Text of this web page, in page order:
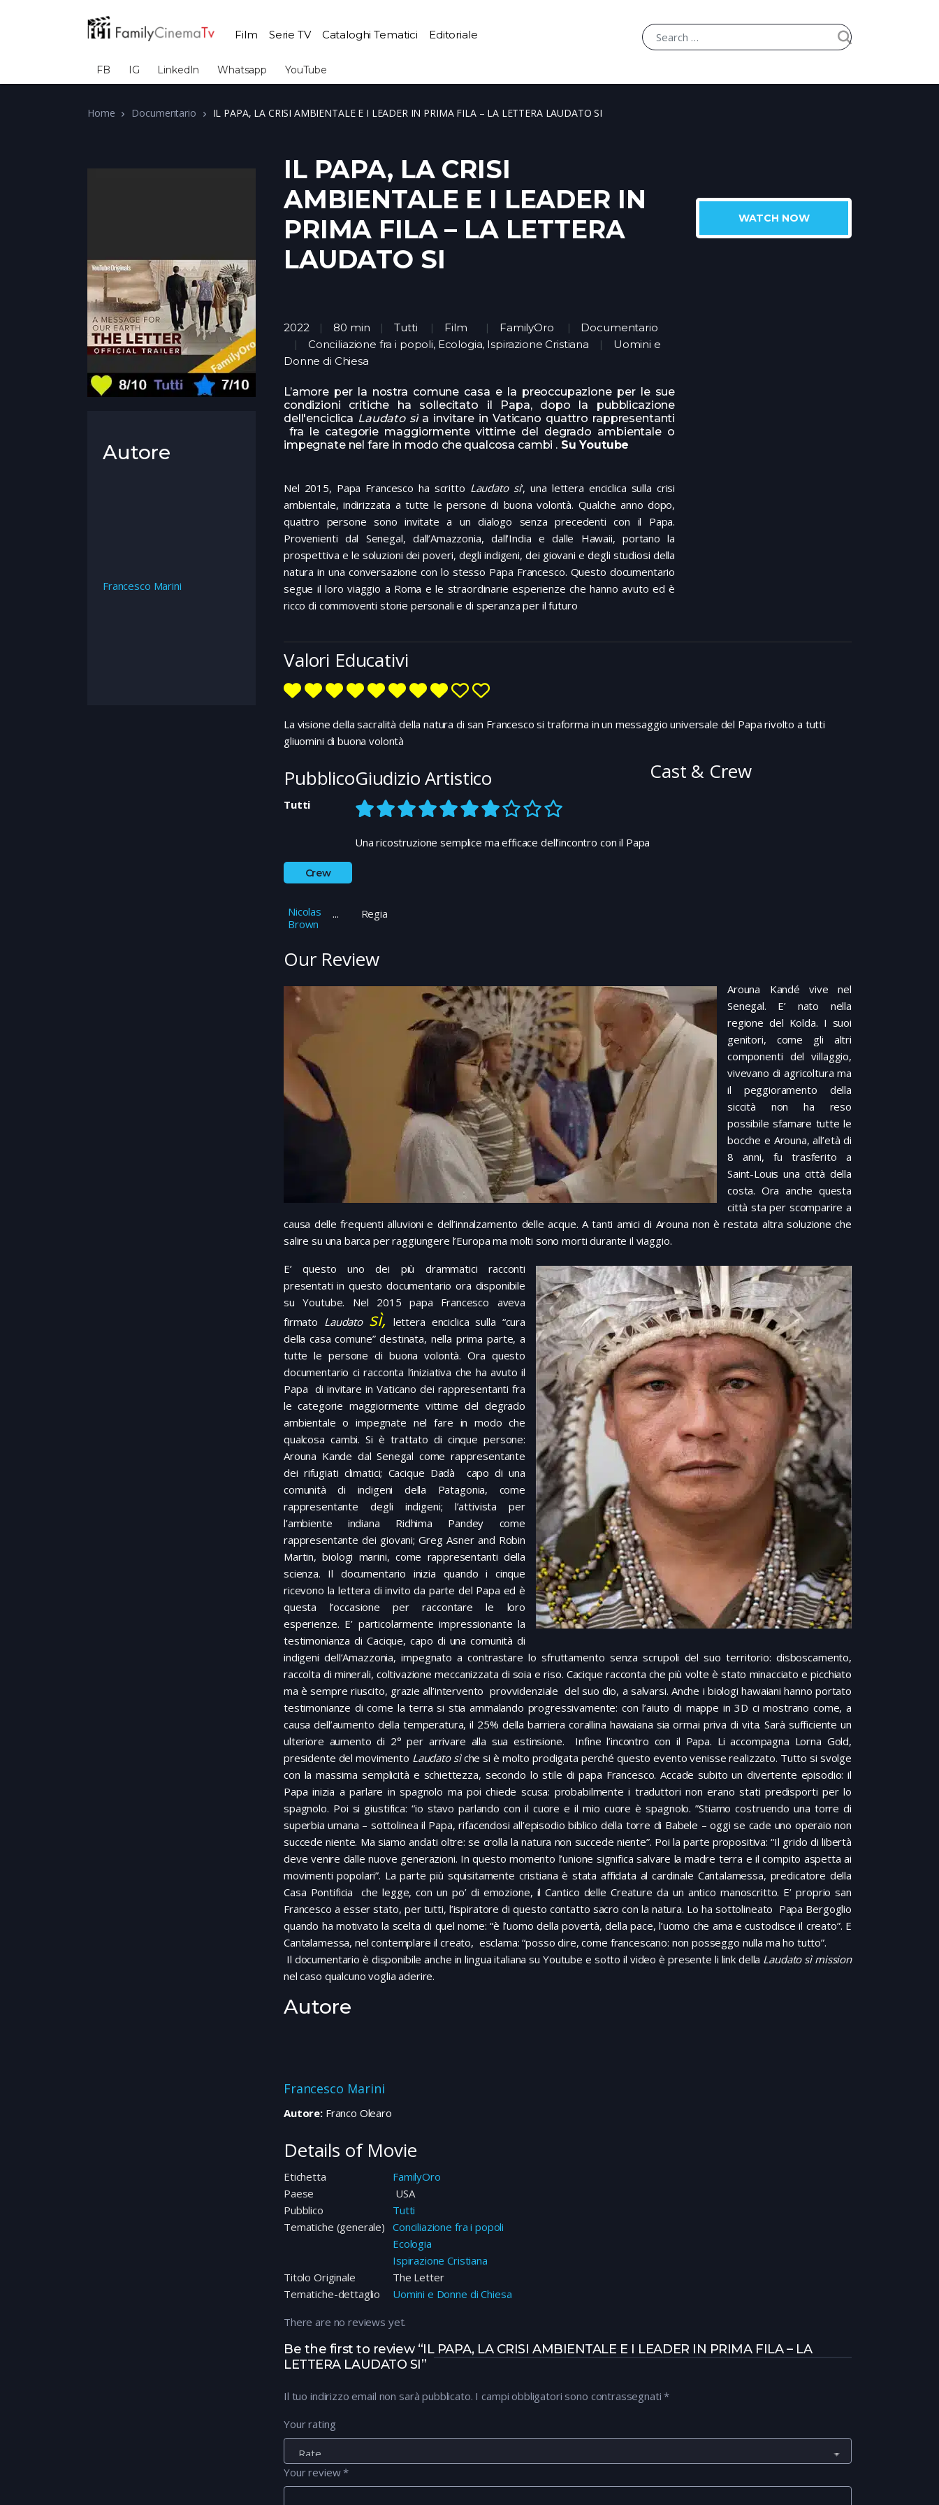
Film Serie TV Cataloghi Tematici Editoriale
FB IG LinkedIn Whatsapp YouTube
Home Documentario IL PAPA, LA CRISI AMBIENTALE E I LEADER IN PRIMA FILA – LA LETTERA LAUDATO SI
WATCH NOW
IL PAPA, LA CRISI
AMBIENTALE E I LEADER IN
PRIMA FILA – LA LETTERA
LAUDATO SI
2022 80 min Tutti Film FamilyOro
Documentario
Conciliazione fra i popoli, Ecologia, Ispirazione Cristiana
Uomini e
Donne di Chiesa
L’amore per la nostra comune casa e la preoccupazione per le sue
condizioni critiche ha sollecitato il Papa, dopo la pubblicazione
dell'enciclica Laudato sìa invitare in Vaticano quattro rappresentanti
fra le categorie maggiormente vittime del degrado ambientale o
impegnate nel fare in modo che qualcosa cambi .Su Youtube
Nel 2015, Papa Francesco ha scritto Laudato si‘, una lettera enciclica sulla crisi
ambientale, indirizzata a tutte le persone di buona volontà. Qualche anno dopo,
quattro persone sono invitate a un dialogo senza precedenti con il Papa.
Provenienti dal Senegal, dall’Amazzonia, dall’India e dalle Hawaii, portano la
prospettiva e le soluzioni dei poveri, degli indigeni, dei giovani e degli studiosi della
natura in una conversazione con lo stesso Papa Francesco. Questo documentario
segue il loro viaggio a Roma e le straordinarie esperienze che hanno avuto ed è
ricco di commoventi storie personali e di speranza per il futuro
Valori Educativi
La visione della sacralità della natura di san Francesco si traforma in un messaggio universale del Papa rivolto a tutti
gliuomini di buona volontà
Pubblico
Tutti
Giudizio Artistico
Una ricostruzione semplice ma efficace dell’incontro con il Papa
Cast & Crew
Crew
Nicolas
Brown
Regia
Our Review
Arouna Kandé vive nel
Senegal. E’ nato nella
regione del Kolda. I suoi
genitori, come gli altri
componenti del villaggio,
vivevano di agricoltura ma
il peggioramento della
siccità non ha reso
possibile sfamare tutte le
bocche e Arouna, all’età di
8 anni, fu trasferito a
Saint-Louis una città della
costa. Ora anche questa
città sta per scomparire a
causa delle frequenti alluvioni e dell’innalzamento delle acque. A tanti amici di Arouna non è restata altra soluzione che
salire su una barca per raggiungere l’Europa ma molti sono morti durante il viaggio.
E’ questo uno dei più drammatici racconti
presentati in questo documentario ora disponibile
su Youtube. Nel 2015 papa Francesco aveva
firmato Laudato sì, lettera enciclica sulla “cura
della casa comune” destinata, nella prima parte, a
tutte le persone di buona volontà. Ora questo
documentario ci racconta l’iniziativa che ha avuto il
Papa di invitare in Vaticano dei rappresentanti fra
le categorie maggiormente vittime del degrado
ambientale o impegnate nel fare in modo che
qualcosa cambi. Si è trattato di cinque persone:
Arouna Kande dal Senegal come rappresentante
dei rifugiati climatici; Cacique Dadà capo di una
comunità di indigeni della Patagonia, come
rappresentante degli indigeni; l’attivista per
l’ambiente indiana Ridhima Pandey come
rappresentante dei giovani; Greg Asner and Robin
Martin, biologi marini, come rappresentanti della
scienza. Il documentario inizia quando i cinque
ricevono la lettera di invito da parte del Papa ed è
questa l’occasione per raccontare le loro
esperienze. E’ particolarmente impressionante la
testimonianza di Cacique, capo di una comunità di
indigeni dell’Amazzonia, impegnato a contrastare lo sfruttamento senza scrupoli del suo territorio: disboscamento,
raccolta di minerali, coltivazione meccanizzata di soia e riso. Cacique racconta che più volte è stato minacciato e picchiato
ma è sempre riuscito, grazie all’intervento provvidenziale del suo dio, a salvarsi. Anche i biologi hawaiani hanno portato
testimonianze di come la terra si stia ammalando progressivamente: con l’aiuto di mappe in 3D ci mostrano come, a
causa dell’aumento della temperatura, il 25% della barriera corallina hawaiana sia ormai priva di vita. Sarà sufficiente un
ulteriore aumento di 2° per arrivare alla sua estinsione. Infine l’incontro con il Papa. Li accompagna Lorna Gold,
presidente del movimento Laudato sìche si è molto prodigata perché questo evento venisse realizzato. Tutto si svolge
con la massima semplicità e schiettezza, secondo lo stile di papa Francesco. Accade subito un divertente episodio: il
Papa inizia a parlare in spagnolo ma poi chiede scusa: probabilmente i traduttori non erano stati predisporti per lo
spagnolo. Poi si giustifica: “io stavo parlando con il cuore e il mio cuore è spagnolo. ”Stiamo costruendo una torre di
superbia umana – sottolinea il Papa, rifacendosi all’episodio biblico della torre di Babele – oggi se cade uno operaio non
succede niente. Ma siamo andati oltre: se crolla la natura non succede niente”. Poi la parte propositiva: “Il grido di libertà
deve venire dalle nuove generazioni. In questo momento l’unione significa salvare la madre terra e il compito aspetta ai
movimenti popolari”. La parte più squisitamente cristiana è stata affidata al cardinale Cantalamessa, predicatore della
Casa Pontificia che legge, con un po’ di emozione, il Cantico delle Creature da un antico manoscritto. E’ proprio san
Francesco a esser stato, per tutti, l’ispiratore di questo contatto sacro con la natura. Lo ha sottolineato Papa Bergoglio
quando ha motivato la scelta di quel nome: “è l’uomo della povertà, della pace, l’uomo che ama e custodisce il creato”. E
Cantalamessa, nel contemplare il creato, esclama: “posso dire, come francescano: non posseggo nulla ma ho tutto”.
Il documentario è disponibile anche in lingua italiana su Youtube e sotto il video è presente li link della Laudato sì mission
nel caso qualcuno voglia aderire.
Autore
Francesco Marini
Autore:Franco Olearo
Details of Movie
Etichetta
FamilyOro
Paese
USA
Pubblico
Tutti
Tematiche (generale) Conciliazione fra i popoli
Ecologia
Ispirazione Cristiana
Titolo Originale
The Letter
Tematiche-dettaglio
Uomini e Donne di Chiesa
Be the first to review “IL PAPA, LA CRISI AMBIENTALE E I LEADER IN PRIMA FILA – LA
LETTERA LAUDATO SI”
Il tuo indirizzo email non sarà pubblicato. I campi obbligatori sono contrassegnati*
Your rating
Your review*
There are no reviews yet.
Autore
Francesco Marini